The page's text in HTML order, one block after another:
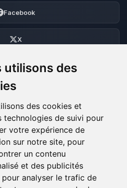
utilisons des
des cookies et
technologies de suivi pour
votre expérience de
sur notre site, pour
un contenu
et des publicités
pour analyser le trafic de
Facebook
X
Discord
Forum
PAIEMENT ACCEPTÉS